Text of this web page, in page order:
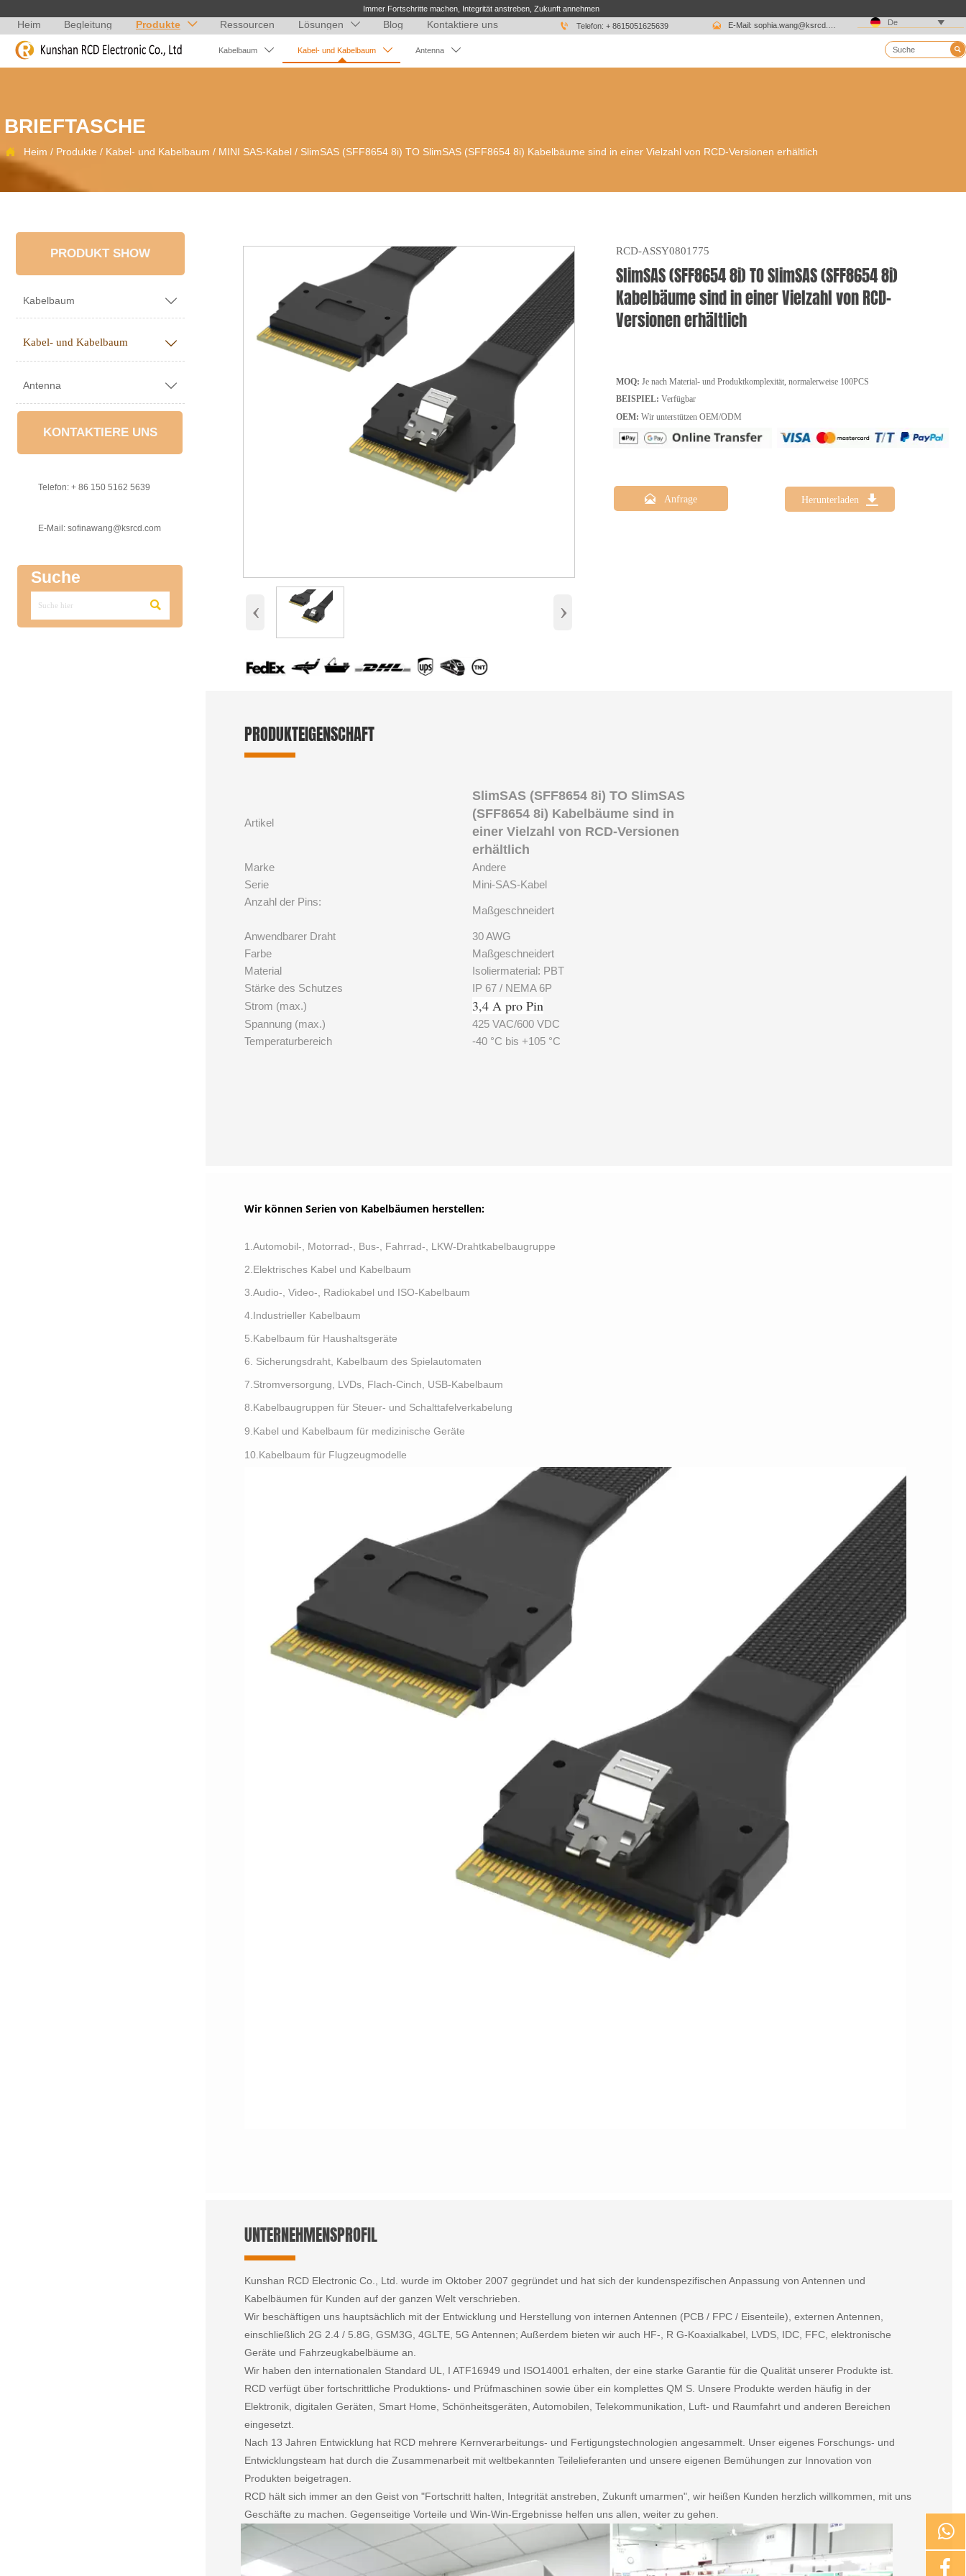
Immer Fortschritte machen, Integrität anstreben, Zukunft annehmen
Heim Begleitung Produkte  Ressourcen Lösungen  Blog Kontaktiere uns  Telefon: + 8615051625639  De 
Kabelbaum  Kabel- und Kabelbaum  Antenna  
BRIEFTASCHE
 Heim / Produkte / Kabel- und Kabelbaum / MINI SAS-Kabel/ SlimSAS (SFF8654 8i) TO SlimSAS (SFF8654 8i) Kabelbäume sind in einer Vielzahl von RCD-Versionen erhältlich
PRODUKT SHOW
Kabelbaum 
Kabel- und Kabelbaum 
Antenna 
KONTAKTIERE UNS
Telefon: + 86 150 5162 5639
E-Mail: sofinawang@ksrcd.com
Suche
 ‹ ›
RCD-ASSY0801775
SlimSAS (SFF8654 8i) TO SlimSAS (SFF8654 8i)
Kabelbäume sind in einer Vielzahl von RCD-
Versionen erhältlich
MOQ: Je nach Material- und Produktkomplexität, normalerweise 100PCS
BEISPIEL: Verfügbar
OEM: Wir unterstützen OEM/ODM
 Anfrage Herunterladen 
PRODUKTEIGENSCHAFT
Artikel
SlimSAS (SFF8654 8i) TO SlimSAS
(SFF8654 8i) Kabelbäume sind in
einer Vielzahl von RCD-Versionen
erhältlich
Marke
Andere
Serie
Mini-SAS-Kabel
Anzahl der Pins:
Maßgeschneidert
Anwendbarer Draht
30 AWG
Farbe
Maßgeschneidert
Material
Isoliermaterial: PBT
Stärke des Schutzes
IP 67 / NEMA 6P
Strom (max.)
3,4 A pro Pin
Spannung (max.)
425 VAC/600 VDC
Temperaturbereich
-40 °C bis +105 °C
Wir können Serien von Kabelbäumen herstellen:
1.Automobil-, Motorrad-, Bus-, Fahrrad-, LKW-Drahtkabelbaugruppe
2.Elektrisches Kabel und Kabelbaum
3.Audio-, Video-, Radiokabel und ISO-Kabelbaum
4.Industrieller Kabelbaum
5.Kabelbaum für Haushaltsgeräte
6. Sicherungsdraht, Kabelbaum des Spielautomaten
7.Stromversorgung, LVDs, Flach-Cinch, USB-Kabelbaum
8.Kabelbaugruppen für Steuer- und Schalttafelverkabelung
9.Kabel und Kabelbaum für medizinische Geräte
10.Kabelbaum für Flugzeugmodelle
UNTERNEHMENSPROFIL
Kunshan RCD Electronic Co., Ltd. wurde im Oktober 2007 gegründet und hat sich der kundenspezifischen Anpassung von Antennen und
Kabelbäumen für Kunden auf der ganzen Welt verschrieben.
Wir beschäftigen uns hauptsächlich mit der Entwicklung und Herstellung von internen Antennen (PCB / FPC / Eisenteile), externen Antennen,
einschließlich 2G 2.4 / 5.8G, GSM3G, 4GLTE, 5G Antennen; Außerdem bieten wir auch HF-, R G-Koaxialkabel, LVDS, IDC, FFC, elektronische
Geräte und Fahrzeugkabelbäume an.
Wir haben den internationalen Standard UL, I ATF16949 und ISO14001 erhalten, der eine starke Garantie für die Qualität unserer Produkte ist.
RCD verfügt über fortschrittliche Produktions- und Prüfmaschinen sowie über ein komplettes QM S. Unsere Produkte werden häufig in der
Elektronik, digitalen Geräten, Smart Home, Schönheitsgeräten, Automobilen, Telekommunikation, Luft- und Raumfahrt und anderen Bereichen
eingesetzt.
Nach 13 Jahren Entwicklung hat RCD mehrere Kernverarbeitungs- und Fertigungstechnologien angesammelt. Unser eigenes Forschungs- und
Entwicklungsteam hat durch die Zusammenarbeit mit weltbekannten Teilelieferanten und unsere eigenen Bemühungen zur Innovation von
Produkten beigetragen.
RCD hält sich immer an den Geist von "Fortschritt halten, Integrität anstreben, Zukunft umarmen", wir heißen Kunden herzlich willkommen, mit uns
Geschäfte zu machen. Gegenseitige Vorteile und Win-Win-Ergebnisse helfen uns allen, weiter zu gehen.

